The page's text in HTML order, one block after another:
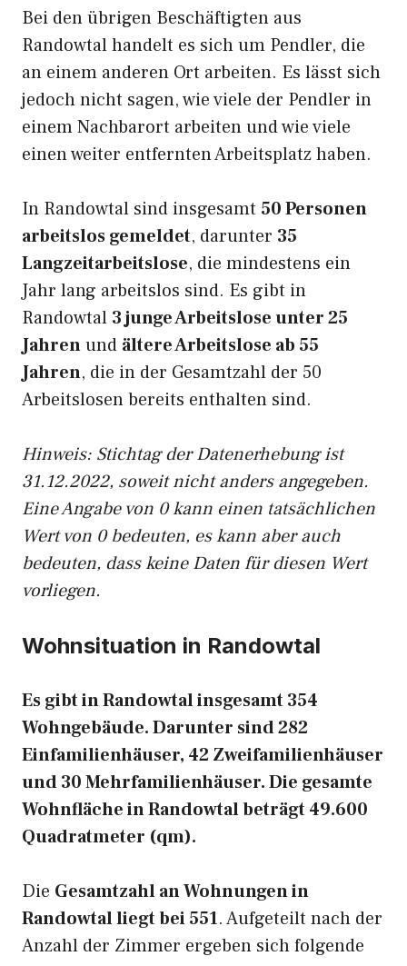
Bei den übrigen Beschäftigten aus
Randowtal handelt es sich um Pendler, die
an einem anderen Ort arbeiten. Es lässt sich
jedoch nicht sagen, wie viele der Pendler in
einem Nachbarort arbeiten und wie viele
einen weiter entfernten Arbeitsplatz haben.
In Randowtal sind insgesamt 50 Personen
arbeitslos gemeldet, darunter 35
Langzeitarbeitslose, die mindestens ein
Jahr lang arbeitslos sind. Es gibt in
Randowtal 3 junge Arbeitslose unter 25
Jahrenund ältere Arbeitslose ab 55
Jahren, die in der Gesamtzahl der 50
Arbeitslosen bereits enthalten sind.
Hinweis: Stichtag der Datenerhebung ist
31.12.2022, soweit nicht anders angegeben.
Eine Angabe von 0 kann einen tatsächlichen
Wert von 0 bedeuten, es kann aber auch
bedeuten, dass keine Daten für diesen Wert
vorliegen.
Wohnsituation in Randowtal
Es gibt in Randowtal insgesamt 354
Wohngebäude. Darunter sind 282
Einfamilienhäuser, 42 Zweifamilienhäuser
und 30 Mehrfamilienhäuser. Die gesamte
Wohnfläche in Randowtal beträgt 49.600
Quadratmeter (qm).
Die Gesamtzahl an Wohnungen in
Randowtal liegt bei 551. Aufgeteilt nach der
Anzahl der Zimmer ergeben sich folgende